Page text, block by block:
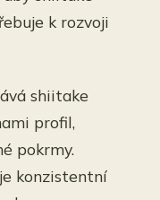
k rozvoji
shiitake
profil,
pokrmy.
konzistentní